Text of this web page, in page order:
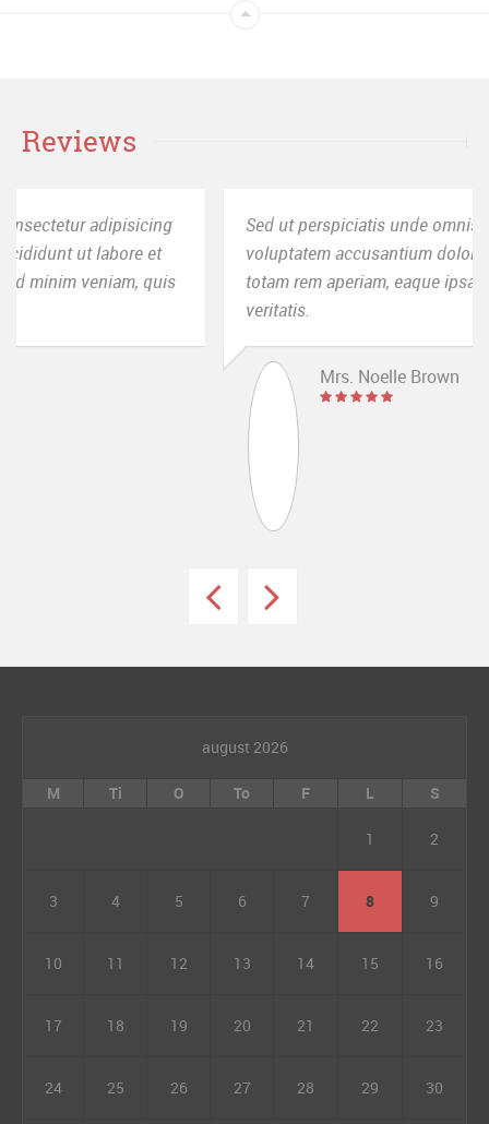
Reviews
Sed ut perspiciatis unde omnis iste natus error sit
voluptatem accusantium doloremque laudantium,
totam rem aperiam, eaque ipsa quae ab illo inventore
Mrs. Noelle Brown
august 2026
M Ti O To F L S
1 2
3 4 5 6 7 8 9
10 11 12 13 14 15 16
17 18 19 20 21 22 23
24 25 26 27 28 29 30